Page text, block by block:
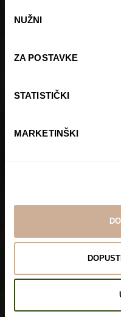
pristanka
NUŽNI
ZA POSTAVKE
STATISTIČKI
MARKETINŠKI
Making